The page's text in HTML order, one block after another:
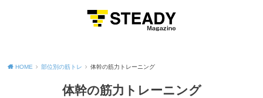
HOME 部位別の筋トレ 体幹の筋力トレーニング
体幹の筋力トレーニング